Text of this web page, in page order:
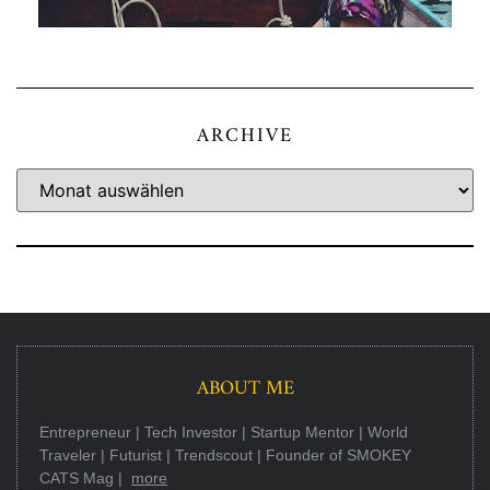
ARCHIVE
ABOUT ME
Entrepreneur | Tech Investor | Startup Mentor | World
Traveler | Futurist | Trendscout | Founder of SMOKEY
CATS Mag | more